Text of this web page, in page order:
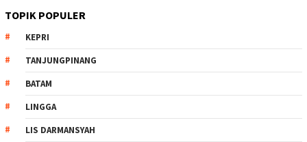
TOPIK POPULER
KEPRI
TANJUNGPINANG
BATAM
LINGGA
LIS DARMANSYAH